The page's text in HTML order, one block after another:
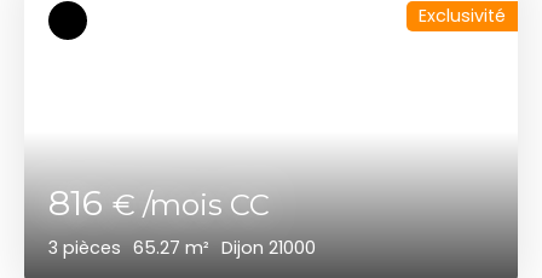
816€ /mois CC
3 pièces 65.27 m² Dijon 21000
Exclusivité